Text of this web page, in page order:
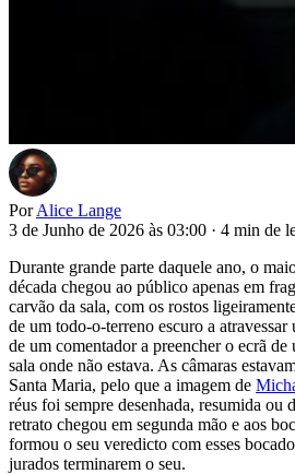
Por Alice Lange
3 de Junho de 2026 às 03:00 · 4 min de
Durante grande parte daquele ano, o
década chegou ao público apenas em
carvão da sala, com os rostos
de um todo-o-terreno escuro a
de um comentador a preencher o ecrã de
sala onde não estava. As câmaras
Santa Maria, pelo que a imagem de
réus foi sempre desenhada, resumida ou
retrato chegou em segunda mão e aos
formou o seu veredicto com esses
jurados terminarem o seu.